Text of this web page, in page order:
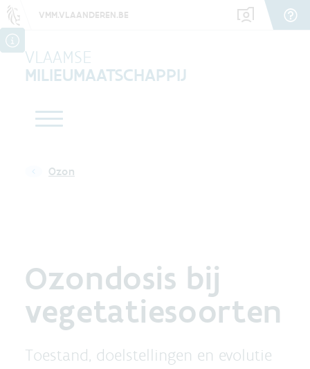
VMM.VLAANDEREN.BE
VLAAMSE
MILIEUMAATSCHAPPIJ
Ozon
Ozondosis bij
vegetatiesoorten
Toestand, doelstellingen en evolutie